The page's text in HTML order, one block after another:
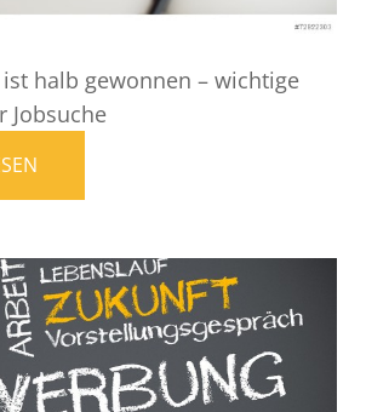
halb gewonnen – wichtige
Jobsuche